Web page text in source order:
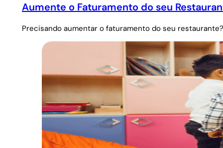
Aumente o Faturamento do seu
Precisando aumentar o faturamento do seu